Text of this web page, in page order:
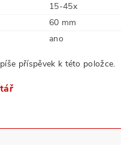
15-45x
60 mm
ano
příspěvek k této položce.